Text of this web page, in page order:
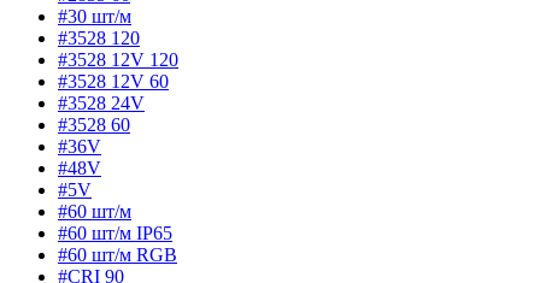
#30 шт/м
#3528 120
#3528 12V 120
#3528 12V 60
#3528 24V
#3528 60
#36V
#48V
#5V
#60 шт/м
#60 шт/м IP65
#60 шт/м RGB
#CRI 90